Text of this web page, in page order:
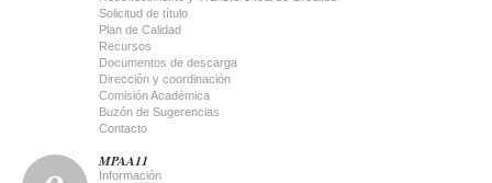
Solicitud de título
Plan de Calidad
Recursos
Documentos de descarga
Dirección y coordinación
Comisión Académica
Buzón de Sugerencias
Contacto
MPAA11
Información